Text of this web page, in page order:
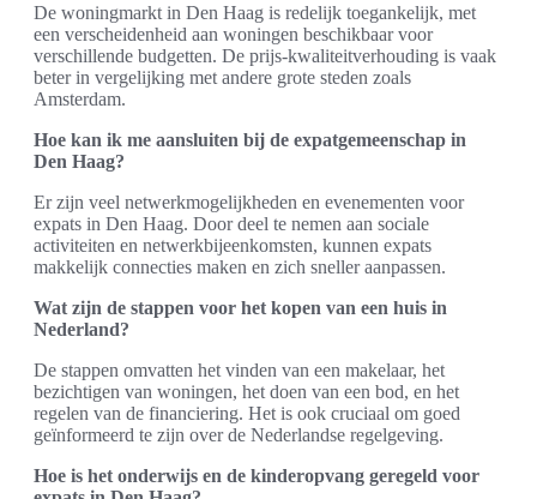
De woningmarkt in Den Haag is redelijk toegankelijk, met
een verscheidenheid aan woningen beschikbaar voor
verschillende budgetten. De prijs-kwaliteitverhouding is vaak
beter in vergelijking met andere grote steden zoals
Amsterdam.
Hoe kan ik me aansluiten bij de expatgemeenschap in
Den Haag?
Er zijn veel netwerkmogelijkheden en evenementen voor
expats in Den Haag. Door deel te nemen aan sociale
activiteiten en netwerkbijeenkomsten, kunnen expats
makkelijk connecties maken en zich sneller aanpassen.
Wat zijn de stappen voor het kopen van een huis in
Nederland?
De stappen omvatten het vinden van een makelaar, het
bezichtigen van woningen, het doen van een bod, en het
regelen van de financiering. Het is ook cruciaal om goed
geïnformeerd te zijn over de Nederlandse regelgeving.
Hoe is het onderwijs en de kinderopvang geregeld voor